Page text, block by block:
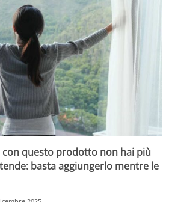
con questo prodotto non hai più
basta aggiungerlo mentre le